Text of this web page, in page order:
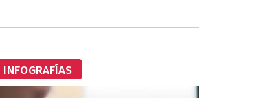
INFOGRAFÍAS